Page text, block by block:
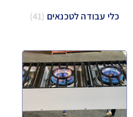
כלי עבודה לטכנאים (41)